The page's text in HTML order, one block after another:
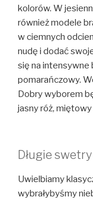
kolorów. W
również modele
w ciemnych
nudę i dodać
się na intensywne
pomarańczowy.
Dobry wyborem
jasny róż, miętowy
Długie
Uwielbiamy
wybrałybyśmy